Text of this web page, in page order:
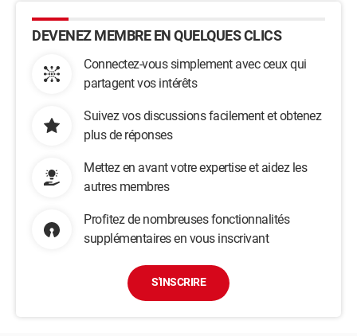
DEVENEZ MEMBRE EN QUELQUES CLICS
Connectez-vous simplement avec ceux qui
partagent vos intérêts
Suivez vos discussions facilement et obtenez
plus de réponses
Mettez en avant votre expertise et aidez les
autres membres
Profitez de nombreuses fonctionnalités
supplémentaires en vous inscrivant
S'INSCRIRE